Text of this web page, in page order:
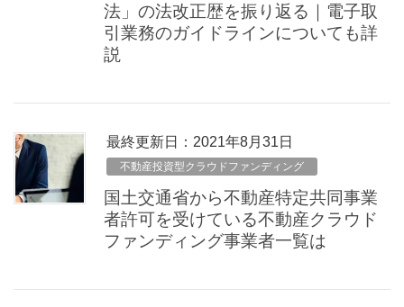
法」の法改正歴を振り返る｜電子取
引業務のガイドラインについても詳
説
最終更新日：2021年8月31日
不動産投資型クラウドファンディング
国土交通省から不動産特定共同事業
者許可を受けている不動産クラウド
ファンディング事業者一覧は